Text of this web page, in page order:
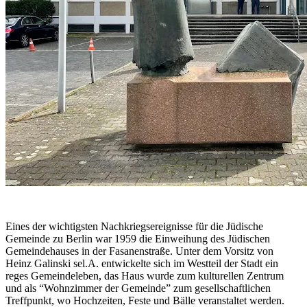
Eines der wichtigsten Nachkriegsereignisse für die Jüdische
Gemeinde zu Berlin war 1959 die Einweihung des Jüdischen
Gemeindehauses in der Fasanenstraße. Unter dem Vorsitz von
Heinz Galinski sel.A. entwickelte sich im Westteil der Stadt ein
reges Gemeindeleben, das Haus wurde zum kulturellen Zentrum
und als “Wohnzimmer der Gemeinde” zum gesellschaftlichen
Treffpunkt, wo Hochzeiten, Feste und Bälle veranstaltet werden.